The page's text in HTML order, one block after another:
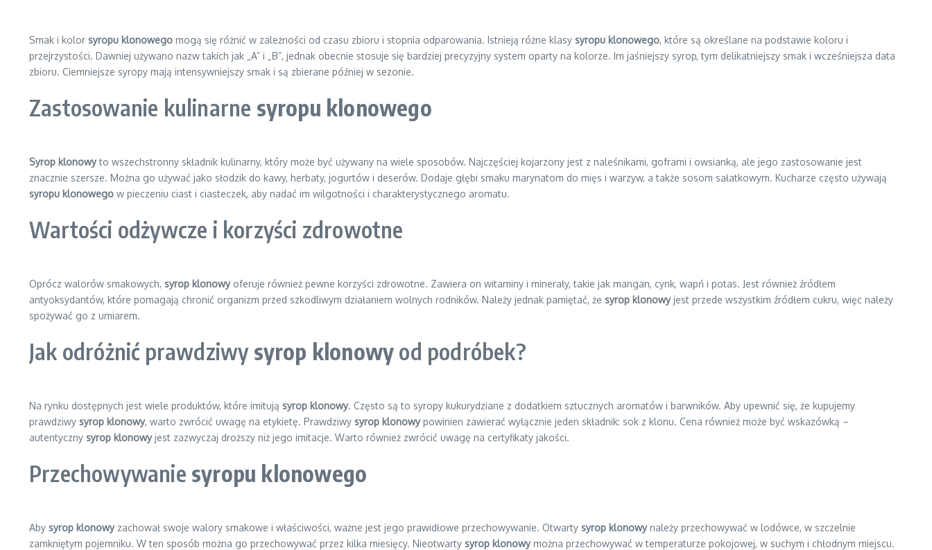
Smak i kolor syropu klonowego mogą się różnić w zależności od czasu zbioru i stopnia odparowania. Istnieją różne klasy syropu klonowego, które są określane na podstawie koloru i
przejrzystości. Dawniej używano nazw takich jak „A” i „B”, jednak obecnie stosuje się bardziej precyzyjny system oparty na kolorze. Im jaśniejszy syrop, tym delikatniejszy smak i wcześniejsza data
zbioru. Ciemniejsze syropy mają intensywniejszy smak i są zbierane później w sezonie.
Zastosowanie kulinarne syropu klonowego
Syrop klonowyto wszechstronny składnik kulinarny, który może być używany na wiele sposobów. Najczęściej kojarzony jest z naleśnikami, goframi i owsianką, ale jego zastosowanie jest
znacznie szersze. Można go używać jako słodzik do kawy, herbaty, jogurtów i deserów. Dodaje głębi smaku marynatom do mięs i warzyw, a także sosom sałatkowym. Kucharze często używają
syropu klonowego w pieczeniu ciast i ciasteczek, aby nadać im wilgotności i charakterystycznego aromatu.
Wartości odżywcze i korzyści zdrowotne
Oprócz walorów smakowych, syrop klonowyoferuje również pewne korzyści zdrowotne. Zawiera on witaminy i minerały, takie jak mangan, cynk, wapń i potas. Jest również źródłem
antyoksydantów, które pomagają chronić organizm przed szkodliwym działaniem wolnych rodników. Należy jednak pamiętać, że syrop klonowyjest przede wszystkim źródłem cukru, więc należy
spożywać go z umiarem.
Jak odróżnić prawdziwy syrop klonowy od podróbek?
Na rynku dostępnych jest wiele produktów, które imitują syrop klonowy. Często są to syropy kukurydziane z dodatkiem sztucznych aromatów i barwników. Aby upewnić się, że kupujemy
prawdziwy syrop klonowy, warto zwrócić uwagę na etykietę. Prawdziwy syrop klonowypowinien zawierać wyłącznie jeden składnik: sok z klonu. Cena również może być wskazówką –
autentyczny syrop klonowyjest zazwyczaj droższy niż jego imitacje. Warto również zwrócić uwagę na certyfikaty jakości.
Przechowywanie syropu klonowego
Aby syrop klonowyzachował swoje walory smakowe i właściwości, ważne jest jego prawidłowe przechowywanie. Otwarty syrop klonowynależy przechowywać w lodówce, w szczelnie
zamkniętym pojemniku. W ten sposób można go przechowywać przez kilka miesięcy. Nieotwarty syrop klonowymożna przechowywać w temperaturze pokojowej, w suchym i chłodnym miejscu.